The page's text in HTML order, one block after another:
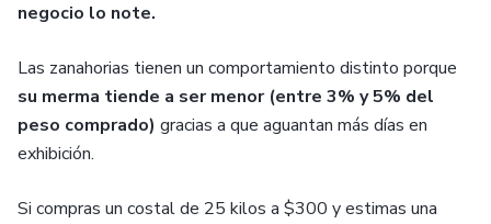
negocio lo note.
Las zanahorias tienen un comportamiento distinto porque
su merma tiende a ser menor (entre 3% y 5% del
peso comprado) gracias a que aguantan más días en
exhibición.
Si compras un costal de 25 kilos a $300 y estimas una